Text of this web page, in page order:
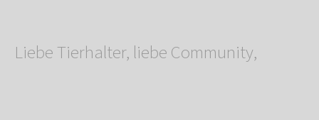
Liebe Tierhalter, liebe Community,